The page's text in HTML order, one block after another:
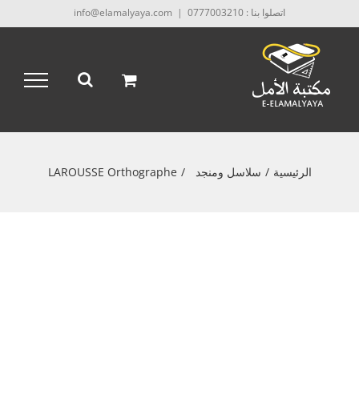
content
اتصلوا بنا : 0777003210 |
info@elamalyaya.com
الرئيسية / سلاسل ومنجد /
LAROUSSE Orthographe